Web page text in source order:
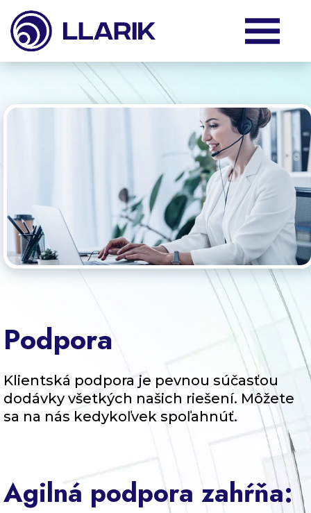
Produkty
O nás
Klienti
Podpora
Klientská podpora je pevnou súčasťou
dodávky všetkých našich riešení. Môžete
sa na nás kedykoľvek spoľahnúť.
Agilná podpora zahŕňa: